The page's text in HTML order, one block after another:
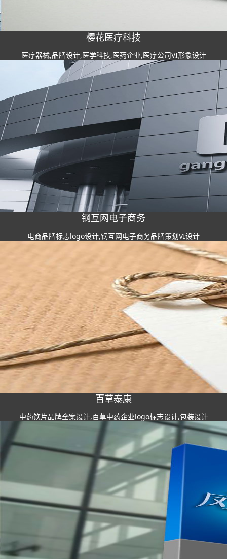
樱花医疗科技
医疗器械,品牌设计,医学科技,医药企业,医疗公司VI形象设计
钢互网电子商务
电商品牌标志logo设计,钢互网电子商务品牌策划VI设计
百草泰康
中药饮片品牌全案设计,百草中药企业logo标志设计,包装设计